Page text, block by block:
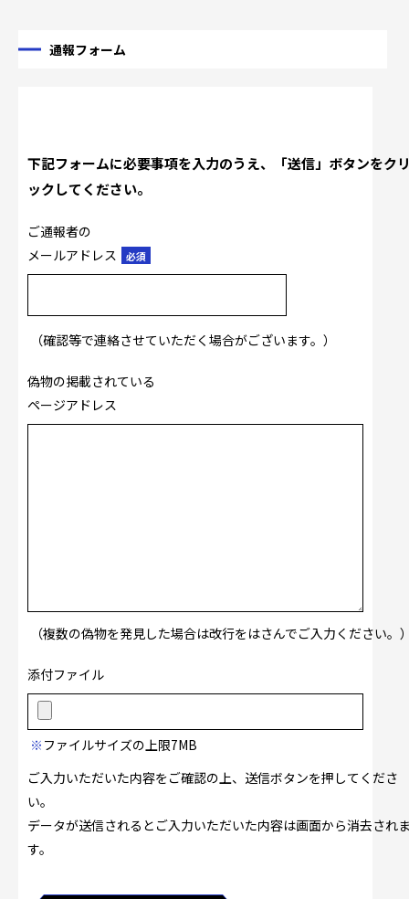
通報フォーム
下記フォームに必要事項を入力のうえ、「送信」ボタンをク
ックしてください。
ご通報者の
メールアドレス
（確認等で連絡させていただく場合がございます。）
偽物の掲載されている
ページアドレス
（複数の偽物を発見した場合は改行をはさんでご入力ください。
添付ファイル
※ ファイルサイズの上限7MB
ご入力いただいた内容をご確認の上、送信ボタンを押してくださ
い。
データが送信されるとご入力いただいた内容は画面から消去され
す。